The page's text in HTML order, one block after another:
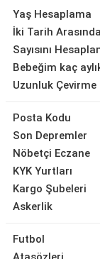
Yaş Hesaplama
İki Tarih
Sayısını
Bebeğim kaç
Uzunluk Çevirme
Posta Kodu
Son Depremler
Nöbetçi Eczane
KYK Yurtları
Kargo Şubeleri
Askerlik
Futbol